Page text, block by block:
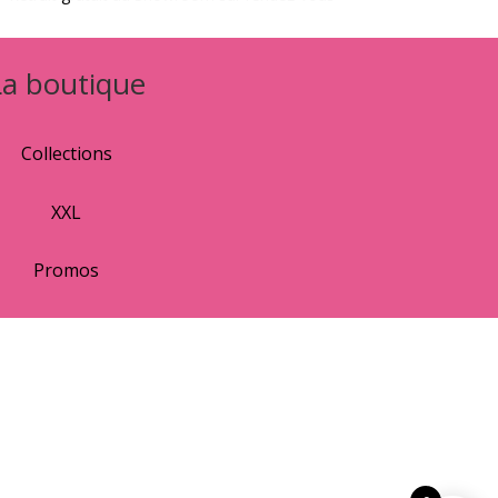
boutique
Collections
XXL
Promos